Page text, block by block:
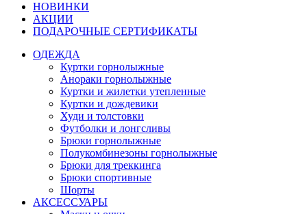
НОВИНКИ
АКЦИИ
ПОДАРОЧНЫЕ СЕРТИФИКАТЫ
ОДЕЖДА
Куртки горнолыжные
Анораки горнолыжные
Куртки и жилетки утепленные
Куртки и дождевики
Худи и толстовки
Футболки и лонгсливы
Брюки горнолыжные
Полукомбинезоны горнолыжные
Брюки для треккинга
Брюки спортивные
Шорты
АКСЕССУАРЫ